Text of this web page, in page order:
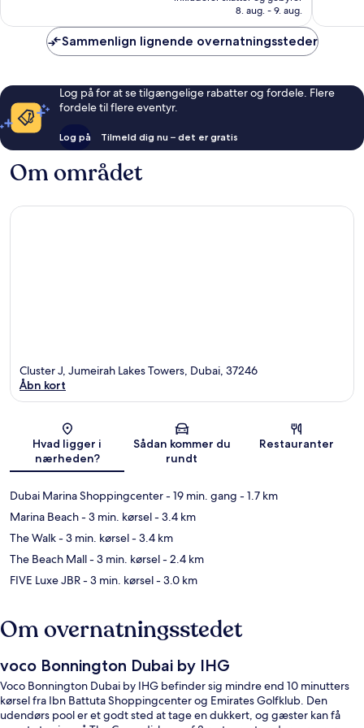
338 kr.
8. aug. - 9. aug.
Sammenlign lignende overnatningssteder
Log på for at se tilgængelige rabatter og fordele. Flere
fordele til flere eventyr.
Log på Tilmeld dig nu – det er gratis
Om området
Kort
Cluster J, Jumeirah Lakes Towers, Dubai, 37246
Åbn kort
Hvad ligger i
nærheden?
Sådan kommer du
rundt
Restauranter
Dubai Marina Shoppingcenter- 19 min. gang - 1.7 km
Marina Beach- 3 min. kørsel- 3.4 km
The Walk- 3 min. kørsel- 3.4 km
The Beach Mall- 3 min. kørsel- 2.4 km
FIVE Luxe JBR- 3 min. kørsel- 3.0 km
Om overnatningsstedet
voco Bonnington Dubai by IHG
Voco Bonnington Dubai by IHG befinder sig mindre end 10 minutters
kørsel fra Ibn Battuta Shoppingcenter og Emirates Golfklub. Den
udendørs pool er et godt sted at tage en dukkert, og gæster kan få